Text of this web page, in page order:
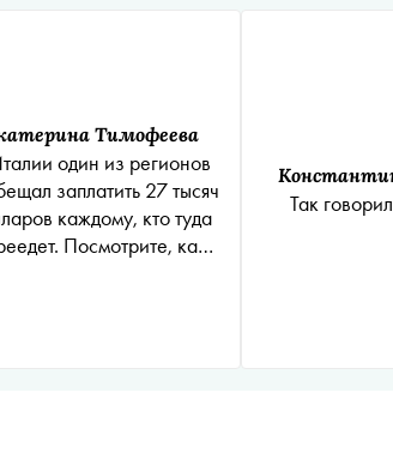
Тимофеева
один из регионов
заплатить 27 тысяч
каждому, кто туда
Посмотрите, как
Так